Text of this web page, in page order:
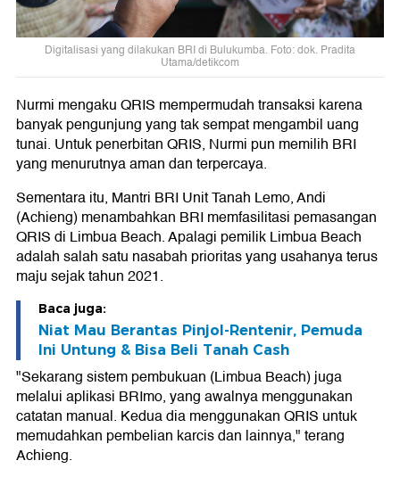
Digitalisasi yang dilakukan BRI di Bulukumba. Foto: dok. Pradita
Utama/detikcom
Nurmi mengaku QRIS mempermudah transaksi karena
banyak pengunjung yang tak sempat mengambil uang
tunai. Untuk penerbitan QRIS, Nurmi pun memilih BRI
yang menurutnya aman dan terpercaya.
Sementara itu, Mantri BRI Unit Tanah Lemo, Andi
(Achieng) menambahkan BRI memfasilitasi pemasangan
QRIS di Limbua Beach. Apalagi pemilik Limbua Beach
adalah salah satu nasabah prioritas yang usahanya terus
maju sejak tahun 2021.
Baca juga:
Niat Mau Berantas Pinjol-Rentenir, Pemuda
Ini Untung & Bisa Beli Tanah Cash
"Sekarang sistem pembukuan (Limbua Beach) juga
melalui aplikasi BRImo, yang awalnya menggunakan
catatan manual. Kedua dia menggunakan QRIS untuk
memudahkan pembelian karcis dan lainnya," terang
Achieng.